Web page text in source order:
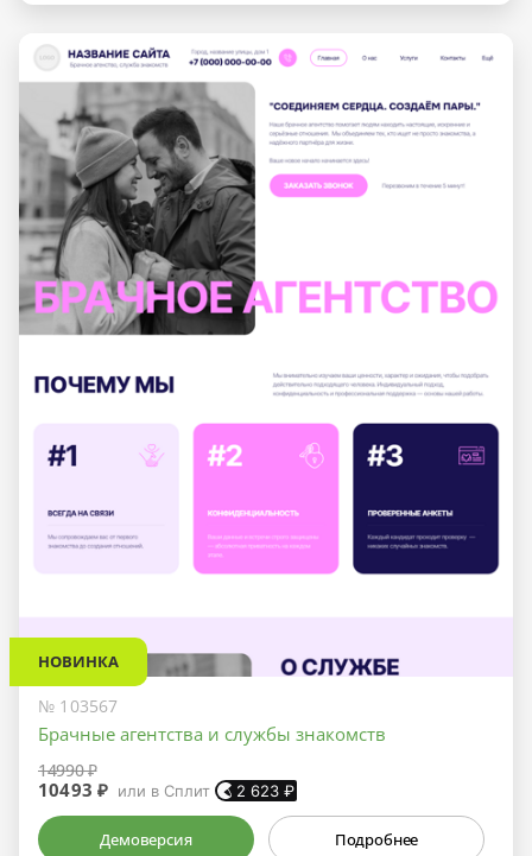
НОВИНКА
№ 103567
Брачные агентства и службы знакомств
14990 ₽
10493 ₽ или в Сплит 2 623 ₽
Демоверсия Подробнее